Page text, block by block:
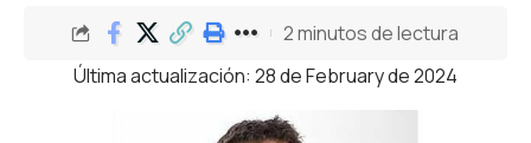
Última actualización: 28 de February de 2024
2 minutos de lectura